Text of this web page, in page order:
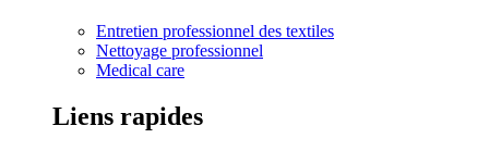
Entretien professionnel des textiles
Nettoyage professionnel
Medical care
Liens rapides